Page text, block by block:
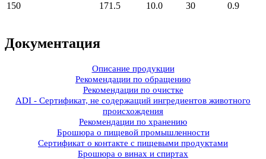
150
171.5 10.0 30 0.9
Документация
Описание продукции
Рекомендации по обращению
Рекомендации по очистке
ADI - Сертификат, не содержащий ингредиентов животного
происхождения
Рекомендации по хранению
Брошюра о пищевой промышленности
Сертификат о контакте с пищевыми продуктами
Брошюра о винах и спиртах